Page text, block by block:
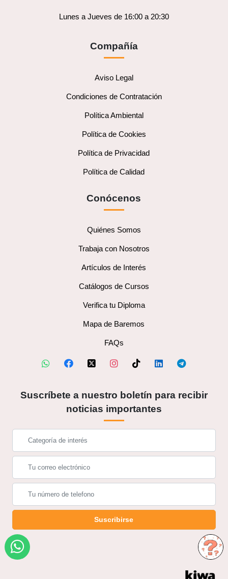
Lunes a Jueves de 16:00 a 20:30
Compañía
Aviso Legal
Condiciones de Contratación
Política Ambiental
Política de Cookies
Política de Privacidad
Política de Calidad
Conócenos
Quiénes Somos
Trabaja con Nosotros
Artículos de Interés
Catálogos de Cursos
Verifica tu Diploma
Mapa de Baremos
FAQs
Suscríbete a nuestro boletín para recibir
noticias importantes
Suscribirse